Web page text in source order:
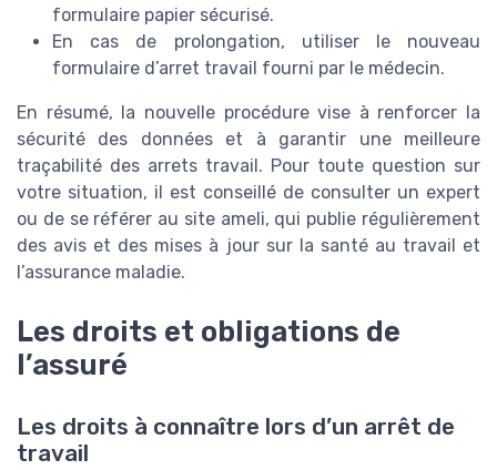
formulaire papier sécurisé.
En cas de prolongation, utiliser le nouveau
formulaire d’arret travail fourni par le médecin.
En résumé, la nouvelle procédure vise à renforcer la
sécurité des données et à garantir une meilleure
traçabilité des arrets travail. Pour toute question sur
votre situation, il est conseillé de consulter un expert
ou de se référer au site ameli, qui publie régulièrement
des avis et des mises à jour sur la santé au travail et
l’assurance maladie.
Les droits et obligations de
l’assuré
Les droits à connaître lors d’un arrêt de
travail